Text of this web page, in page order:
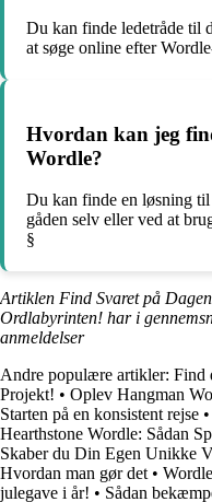
Du kan finde ledetråde til
at søge online efter
Hvordan kan jeg
Wordle?
Du kan finde en løsning til
gåden selv eller ved at
§
Artiklen Find Svaret på
Ordlabyrinten! har i
anmeldelser
Andre populære artikler: Find
Projekt! • Oplev Hangman
Starten på en konsistent rejse •
Hearthstone Wordle: Sådan
Skaber du Din Egen Unikke
Hvordan man gør det•
julegave i år! • Sådan